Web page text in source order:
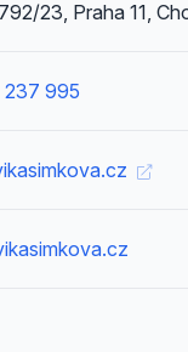
23, Praha 11,
995